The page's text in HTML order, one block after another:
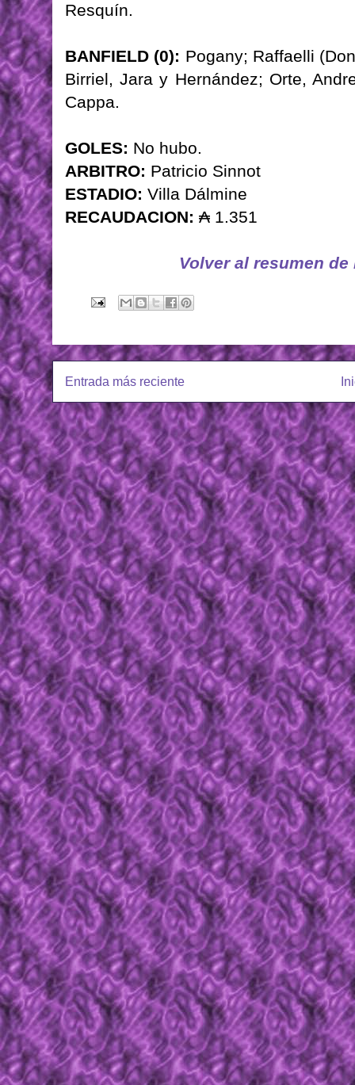
Resquín.
BANFIELD (0): Pogany; Raffaelli
Birriel, Jara y Hernández; Orte,
Cappa.
GOLES: No hubo.
ARBITRO: Patricio Sinnot
ESTADIO: Villa Dálmine
RECAUDACION: ₳ 1.351
Volver al resumen
Entrada más reciente